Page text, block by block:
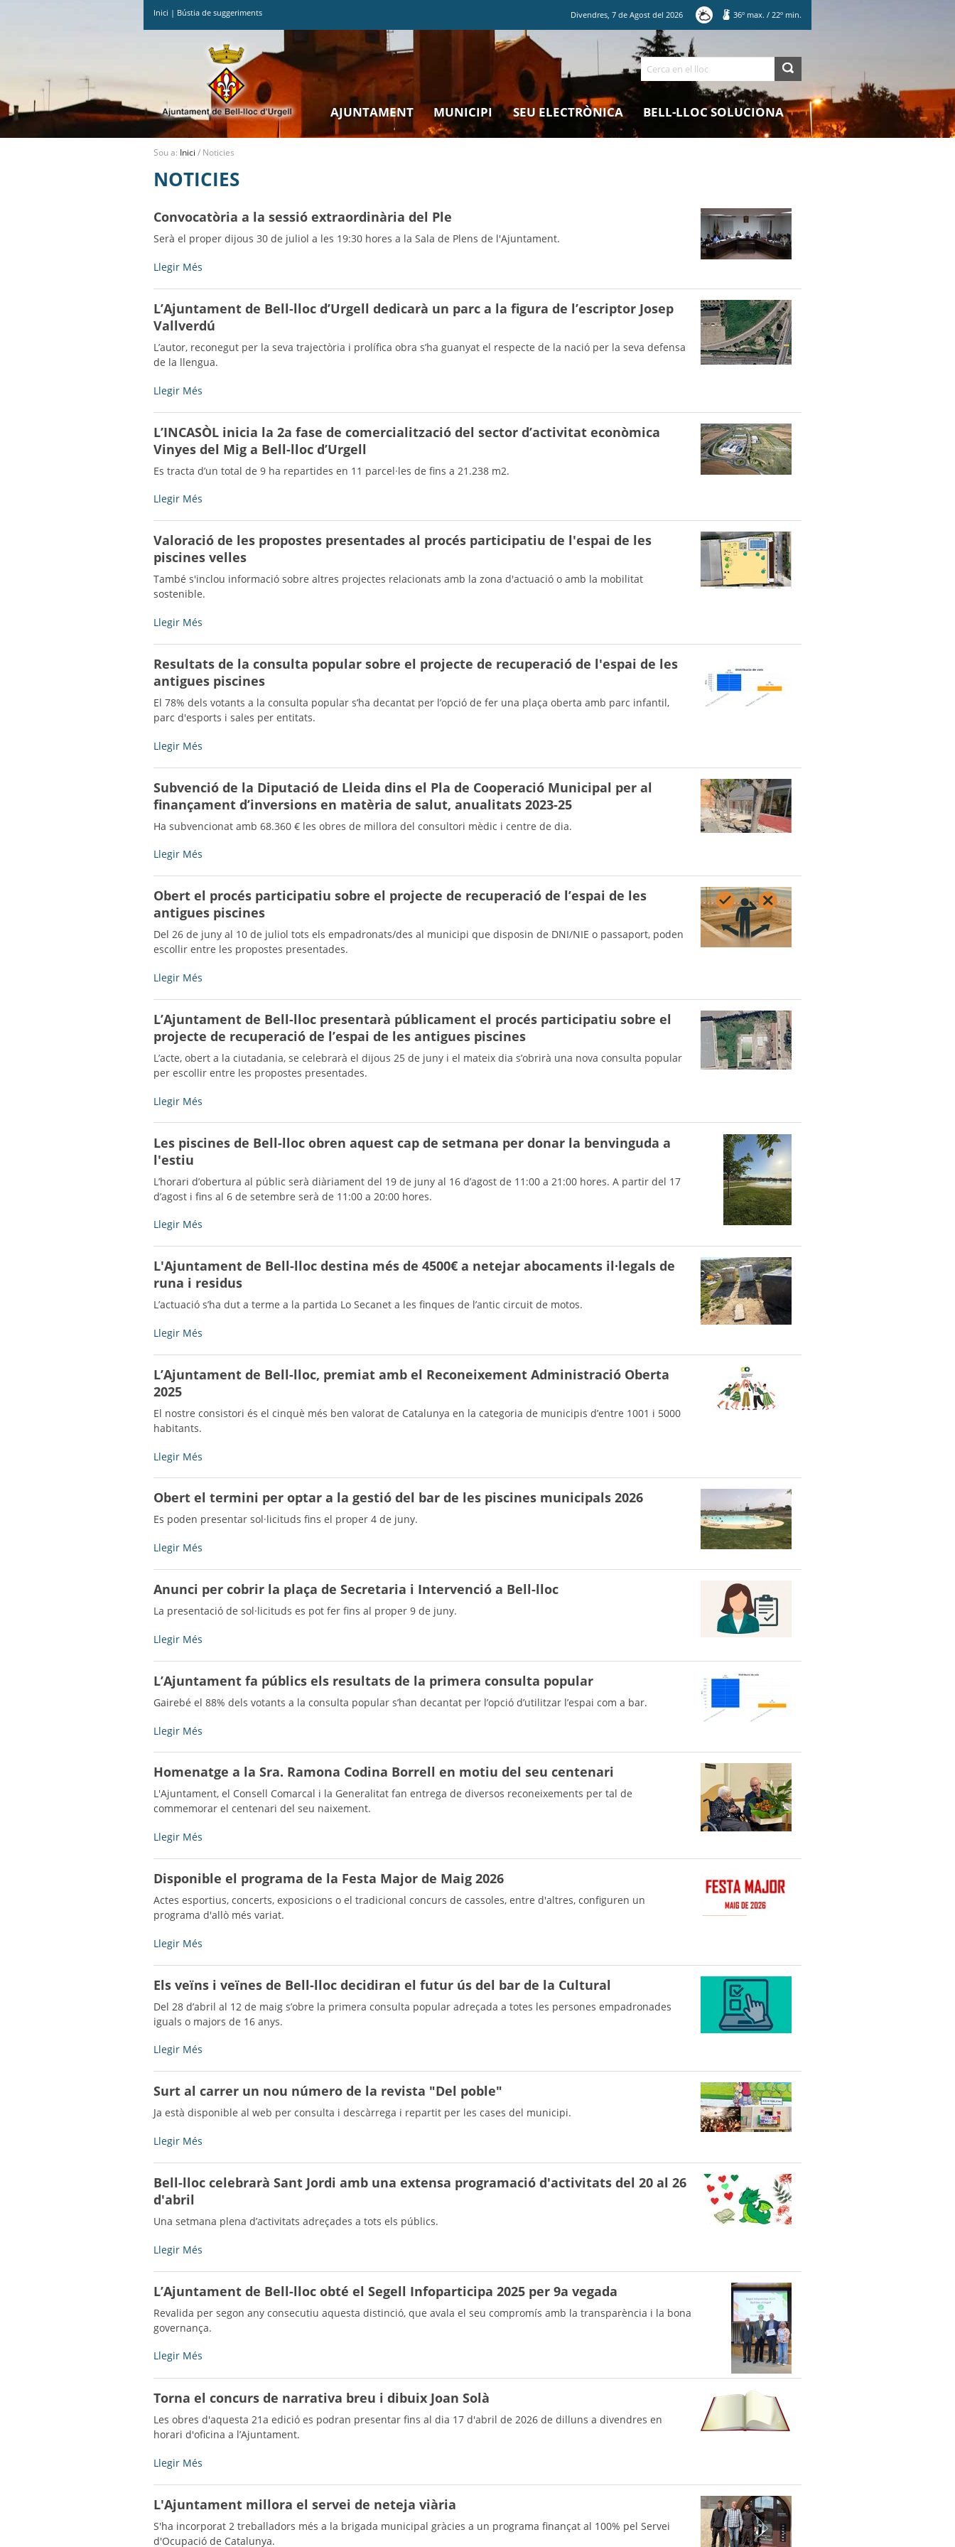
Inici | Bústia de suggeriments Divendres,7 deAgost del2026 36º max. / 22º min.
Cerca
AJUNTAMENT MUNICIPI SEU ELECTRÒNICA BELL-LLOC SOLUCIONA
Sou a: Inici / Noticies
NOTICIES
Convocatòria a la sessió extraordinària del Ple
Serà el proper dijous 30 de juliol a les 19:30 hores a la Sala de Plens de l'Ajuntament.
Convocatòria
sessió
extraordinària
del
Ple
Llegir Més
L’Ajuntament de Bell-lloc d’Urgell dedicarà un parc a la figura de l’escriptor Josep
Vallverdú
L’autor, reconegut per la seva trajectòria i prolífica obra s’ha guanyat el respecte de la nació per la seva defensa
de la llengua.
L’Ajuntament
lloc
d’Urgell
parc
la
figura
de
l’escriptor
Josep
Vallverdú
Llegir Més
L’INCASÒL inicia la 2a fase de comercialització del sector d’activitat econòmica
Vinyes del Mig a Bell-lloc d’Urgell
Es tracta d’un total de 9 ha repartides en 11 parcel·les de fins a 21.238 m2.
L’INCASÒL
2a
fase
de
comercialització
sector
d’activitat
econòmica
Vinyes
del
a
Bell-
d’Urgell
-
Llegir Més
Valoració de les propostes presentades al procés participatiu de l'espai de les
piscines velles
També s'inclou informació sobre altres projectes relacionats amb la zona d'actuació o amb la mobilitat
sostenible.
Valoració
propostes
presentades
al
procés
participatiu
de
l'espai
de
les
piscines
-
Llegir Més
Resultats de la consulta popular sobre el projecte de recuperació de l'espai de les
antigues piscines
El 78% dels votants a la consulta popular s’ha decantat per l’opció de fer una plaça oberta amb parc infantil,
parc d'esports i sales per entitats.
Resultats
consulta
popular
projecte
recuperació
de
l'espai
les
antigues
-
Llegir Més
Subvenció de la Diputació de Lleida dins el Pla de Cooperació Municipal per al
finançament d’inversions en matèria de salut, anualitats 2023-25
Ha subvencionat amb 68.360 € les obres de millora del consultori mèdic i centre de dia.
Subvenció
Diputació
de
Lleida
Pla
Cooperació
Municipal
per
al
finançament
d’inversions
matèria
de
salut,
anualitats
2023-
25
-
Llegir Més
Obert el procés participatiu sobre el projecte de recuperació de l’espai de les
antigues piscines
Del 26 de juny al 10 de juliol tots els empadronats/des al municipi que disposin de DNI/NIE o passaport, poden
escollir entre les propostes presentades.
Obert
participatiu
sobre
el
projecte
de
recuperació
l’espai
de
les
piscines
-
Llegir Més
L’Ajuntament de Bell-lloc presentarà públicament el procés participatiu sobre el
projecte de recuperació de l’espai de les antigues piscines
L’acte, obert a la ciutadania, se celebrarà el dijous 25 de juny i el mateix dia s’obrirà una nova consulta popular
per escollir entre les propostes presentades.
L’Ajuntament
lloc
presentarà
públicament
el
procés
participatiu
el
projecte
de
de
de
les
antigues
piscines
-
Llegir Més
Les piscines de Bell-lloc obren aquest cap de setmana per donar la benvinguda a
l'estiu
L’horari d’obertura al públic serà diàriament del 19 de juny al 16 d’agost de 11:00 a 21:00 hores. A partir del 17
d’agost i fins al 6 de setembre serà de 11:00 a 20:00 hores.
Les
Bell-
lloc
obren
cap
setmana
per
donar
benvinguda
a
-
Llegir Més
L'Ajuntament de Bell-lloc destina més de 4500€ a netejar abocaments il·legals de
runa i residus
L’actuació s’ha dut a terme a la partida Lo Secanet a les finques de l’antic circuit de motos.
L'Ajuntament
lloc
destina
més
de
a
netejar
abocaments
il·legals
runa
i
residus
-
Llegir Més
L’Ajuntament de Bell-lloc, premiat amb el Reconeixement Administració Oberta
2025
El nostre consistori és el cinquè més ben valorat de Catalunya en la categoria de municipis d’entre 1001 i 5000
habitants.
L’Ajuntament
lloc,
premiat
el
Oberta
2025
Llegir Més
Obert el termini per optar a la gestió del bar de les piscines municipals 2026
Es poden presentar sol·licituds fins el proper 4 de juny.
Obert
per
optar
la
bar
de
piscines
municipals
2026
-
Llegir Més
Anunci per cobrir la plaça de Secretaria i Intervenció a Bell-lloc
La presentació de sol·licituds es pot fer fins al proper 9 de juny.
Anunci
la
plaça
Secretaria
a
Bell-
lloc
Llegir Més
L’Ajuntament fa públics els resultats de la primera consulta popular
Gairebé el 88% dels votants a la consulta popular s’han decantat per l’opció d’utilitzar l’espai com a bar.
L’Ajuntament
els
resultats
de
primera
-
Llegir Més
Homenatge a la Sra. Ramona Codina Borrell en motiu del seu centenari
L'Ajuntament, el Consell Comarcal i la Generalitat fan entrega de diversos reconeixements per tal de
commemorar el centenari del seu naixement.
Homenatge
Sra.
Ramona
Codina
en
seu
centenari
-
Llegir Més
Disponible el programa de la Festa Major de Maig 2026
Actes esportius, concerts, exposicions o el tradicional concurs de cassoles, entre d'altres, configuren un
programa d'allò més variat.
Disponible
de
la
Festa
de
-
Llegir Més
Els veïns i veïnes de Bell-lloc decidiran el futur ús del bar de la Cultural
Del 28 d’abril al 12 de maig s’obre la primera consulta popular adreçada a totes les persones empadronades
iguals o majors de 16 anys.
Els
veïnes
de
lloc
futur
ús
bar
de
la
Cultural
-
Llegir Més
Surt al carrer un nou número de la revista "Del poble"
Ja està disponible al web per consulta i descàrrega i repartit per les cases del municipi.
Surt
un
nou
número
la
revista
"Del
poble"
Llegir Més
Bell-lloc celebrarà Sant Jordi amb una extensa programació d'activitats del 20 al 26
d'abril
Una setmana plena d’activitats adreçades a tots els públics.
Bell-
Sant
Jordi
amb
extensa
del
al
d'abril
Llegir Més
L’Ajuntament de Bell-lloc obté el Segell Infoparticipa 2025 per 9a vegada
Revalida per segon any consecutiu aquesta distinció, que avala el seu compromís amb la transparència i la bona
governança.
L’Ajuntament
lloc
obté
el
Infoparticipa
per
9a
vegada
-
Llegir Més
Torna el concurs de narrativa breu i dibuix Joan Solà
Les obres d'aquesta 21a edició es podran presentar fins al dia 17 d'abril de 2026 de dilluns a divendres en
horari d'oficina a l’Ajuntament.
Torna
de
narrativa
breu
Llegir Més
L'Ajuntament millora el servei de neteja viària
S'ha incorporat 2 treballadors més a la brigada municipal gràcies a un programa finançat al 100% pel Servei
d'Ocupació de Catalunya.